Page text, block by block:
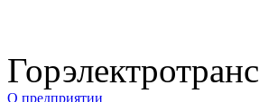
Горэлектротранс
О предприятии